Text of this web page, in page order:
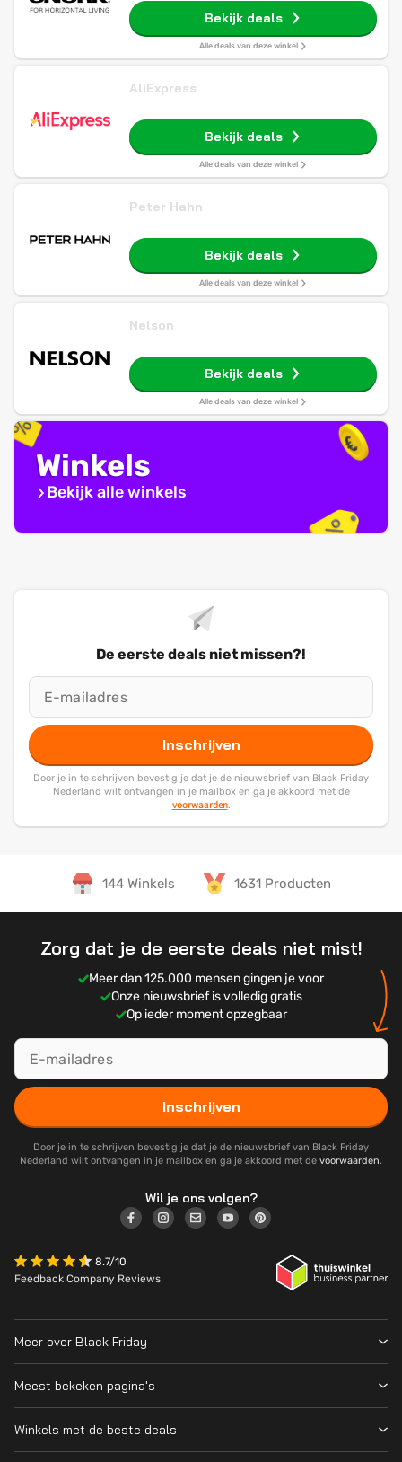
Bekijk deals
Alle deals van deze winkel
AliExpress
Bekijk deals
Alle deals van deze winkel
Peter Hahn
Bekijk deals
Alle deals van deze winkel
Nelson
Bekijk deals
Alle deals van deze winkel
Winkels
Bekijk alle winkels
De eerste deals niet missen?!
Inschrijven
Door je in te schrijven bevestig je dat je de nieuwsbrief van Black Friday
Nederland wilt ontvangen in je mailbox en ga je akkoord met de
voorwaarden.
144 Winkels 1631 Producten
Zorg dat je de eerste deals niet mist!
Meer dan 125.000 mensen gingen je voor
Onze nieuwsbrief is volledig gratis
Op ieder moment opzegbaar
Inschrijven
Door je in te schrijven bevestig je dat je de nieuwsbrief van Black Friday
Nederland wilt ontvangen in je mailbox en ga je akkoord met de voorwaarden.
Wil je ons volgen?
8.7/10
Feedback Company Reviews
Meer over Black Friday
Wanneer is Black Friday?
Cyber Monday 2026
Over ons
Meest bekeken pagina's
Winkels met de beste deals